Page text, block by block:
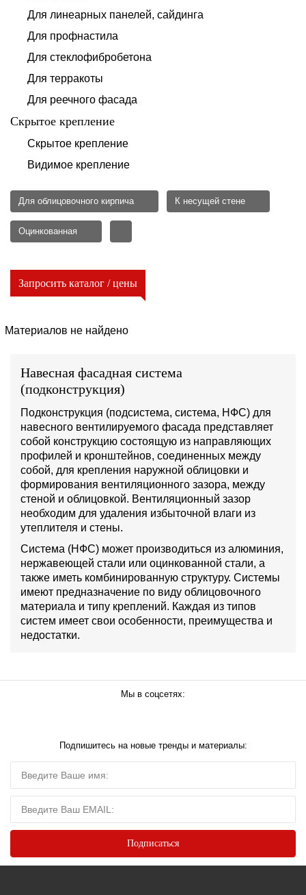
Для линеарных панелей, сайдинга
Для профнастила
Для стеклофибробетона
Для терракоты
Для реечного фасада
Скрытое крепление
Скрытое крепление
Видимое крепление
Для облицовочного кирпича К несущей стене
Оцинкованная
Запросить каталог / цены
Материалов не найдено
Навесная фасадная система
(подконструкция)
Подконструкция (подсистема, система, НФС) для
навесного вентилируемого фасада представляет
собой конструкцию состоящую из направляющих
профилей и кронштейнов, соединенных между
собой, для крепления наружной облицовки и
формирования вентиляционного зазора, между
стеной и облицовкой. Вентиляционный зазор
необходим для удаления избыточной влаги из
утеплителя и стены.
Система (НФС) может производиться из алюминия,
нержавеющей стали или оцинкованной стали, а
также иметь комбинированную структуру. Системы
имеют предназначение по виду облицовочного
материала и типу креплений. Каждая из типов
систем имеет свои особенности, преимущества и
недостатки.
Мы в соцсетях:
Подпишитесь на новые тренды и материалы: